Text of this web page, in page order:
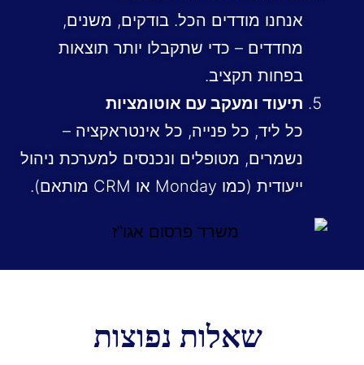
אנחנו מודדים הכל. בודקים, משנים,
מחדדים – כדי שתקבלו יותר תוצאות
בפחות תקציב.
תיעוד ומעקב עם אוטומציות
כל ליד, כל פנייה, כל אינטראקציה –
נשמרים, מטופלים ונכנסים למערכת ניהול
ייעודית (כמו
או CRM מותאם).
שאלות נפוצות